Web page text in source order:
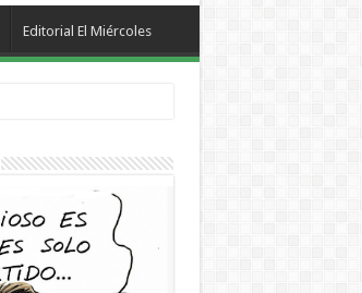
Editorial El Miércoles